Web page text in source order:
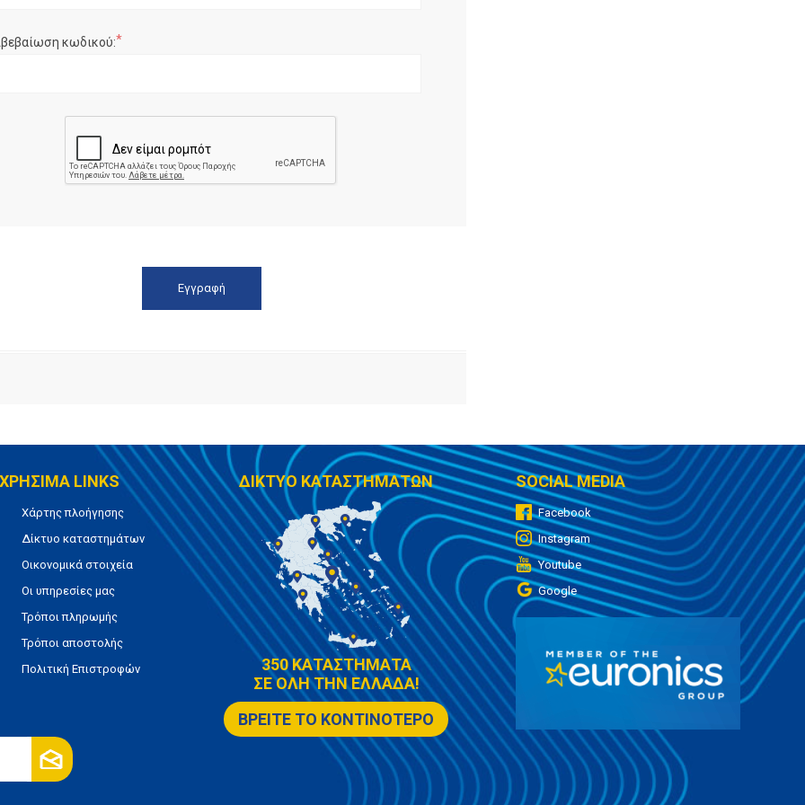
κωδικού:*
ΧΡΗΣΙΜΑ LINKS
Χάρτης πλοήγησης
Δίκτυο καταστημάτων
Οικονομικά στοιχεία
Οι υπηρεσίες μας
Τρόποι πληρωμής
Τρόποι αποστολής
Πολιτική Επιστροφών
ΔΙΚΤΥΟ ΚΑΤΑΣΤΗΜΑΤΩΝ
350 ΚΑΤΑΣΤΗΜΑΤΑ
ΣΕ ΟΛΗ ΤΗΝ ΕΛΛΑΔΑ!
ΒΡΕΙΤΕ ΤΟ ΚΟΝΤΙΝΟΤΕΡΟ
SOCIAL MEDIA
Facebook
Instagram
Youtube
Google